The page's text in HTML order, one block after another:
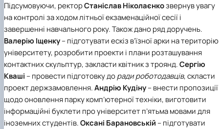
Підсумовуючи, ректорСтаніслав Ніколаєнкозвернув увагу
на контролі за ходом літньої екзаменаційної сесії і
завершенні навчального року. Також дано ряд доручень.
Валерію Іщенку– підготувати ескіз в’їзної арки на територію
університету, розробити проекти і плани розташування
контактних скульптур, закласти квітник з троянд.Сергію
Кваші – провести підготовку доради роботодавців, скласти
проект держзамовлення.Андрію Кудіну– внести пропозиції
щодо оновлення парку комп’ютерної техніки, виготовити
інформаційні буклети про університет п’ятьма мовами для
іноземних студентів.Оксані Барановській – підготувати